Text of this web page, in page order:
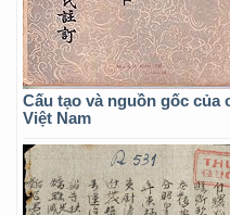
Cấu tạo và nguồn gốc của
Việt Nam